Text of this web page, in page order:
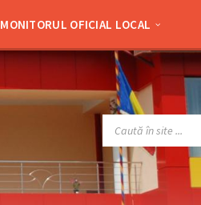
MONITORUL OFICIAL LOCAL